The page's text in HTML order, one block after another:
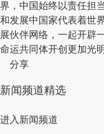
界，中国始终以责任担
和发展中国家代表着世
展伙伴网络，一起开辟
命运共同体开创更加光
分享
新闻频道精选
进入新闻频道